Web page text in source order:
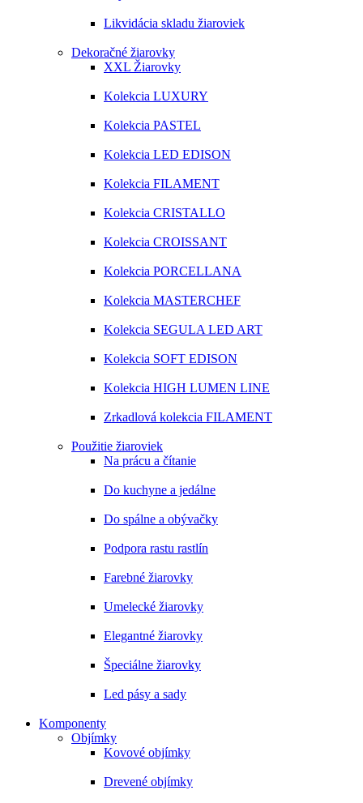
Likvidácia skladu žiaroviek
Dekoračné žiarovky
XXL Žiarovky
Kolekcia LUXURY
Kolekcia PASTEL
Kolekcia LED EDISON
Kolekcia FILAMENT
Kolekcia CRISTALLO
Kolekcia CROISSANT
Kolekcia PORCELLANA
Kolekcia MASTERCHEF
Kolekcia SEGULA LED ART
Kolekcia SOFT EDISON
Kolekcia HIGH LUMEN LINE
Zrkadlová kolekcia FILAMENT
Použitie žiaroviek
Na prácu a čítanie
Do kuchyne a jedálne
Do spálne a obývačky
Podpora rastu rastlín
Farebné žiarovky
Umelecké žiarovky
Elegantné žiarovky
Špeciálne žiarovky
Led pásy a sady
Komponenty
Objímky
Kovové objímky
Drevené objímky